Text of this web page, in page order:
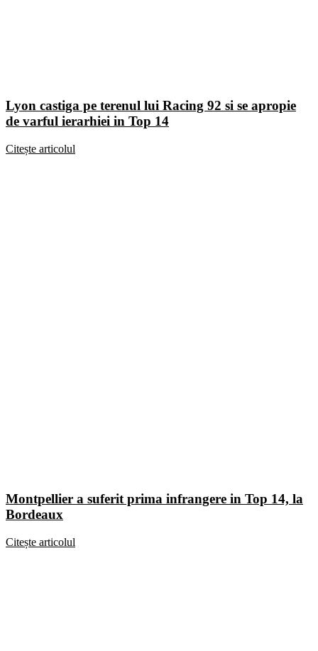
Lyon castiga pe terenul lui Racing 92 si se apropie
de varful ierarhiei in Top 14
Citește articolul
Montpellier a suferit prima infrangere in Top 14, la
Bordeaux
Citește articolul